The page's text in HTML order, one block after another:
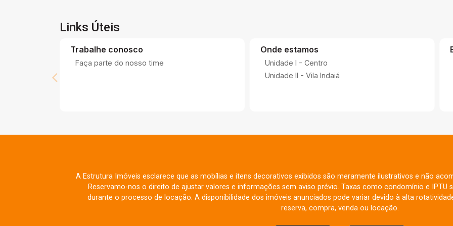
conheça pessoalmente todas as
vantagens que este imóvel oferece!
Links Úteis
Trabalhe conosco
Faça parte do nosso time
Onde estamos
Unidade I - Centro
Unidade II - Vila Indaiá
A Estrutura Imóveis esclarece que as mobílias e itens decorativos exibidos são meramente ilustrativos e não
Reservamo-nos o direito de ajustar valores e informações sem aviso prévio. Taxas como condomínio e
durante o processo de locação. A disponibilidade dos imóveis anunciados pode variar devido à alta
reserva, compra, venda ou locação.